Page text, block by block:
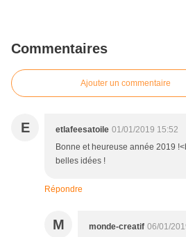
Commentaires
Ajouter un commentaire
E etlafeesatoile 01/01/2019 15:52
Bonne et heureuse année 2019
belles idées !
Répondre
M monde-creatif 06/01/